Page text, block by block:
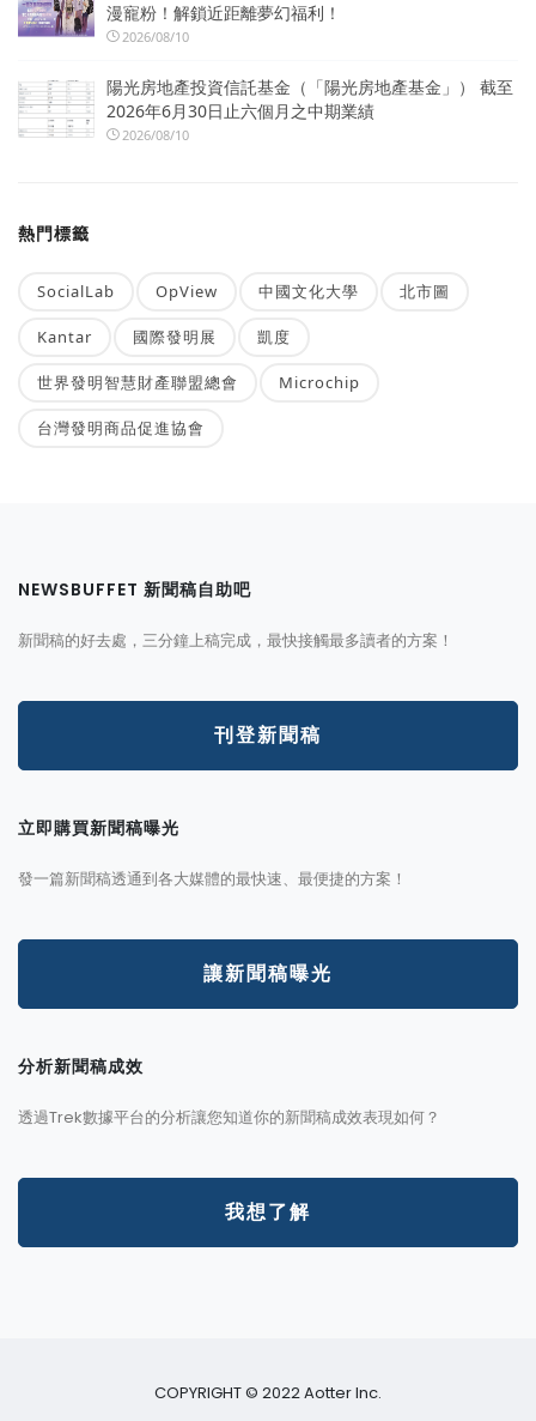
漫寵粉！解鎖近距離夢幻福利！
2026/08/10
陽光房地產投資信託基金（「陽光房地產基金」） 截至
2026年6月30日止六個月之中期業績
2026/08/10
熱門標籤
SocialLab OpView 中國文化大學 北市圖
Kantar 國際發明展 凱度
世界發明智慧財產聯盟總會 Microchip
台灣發明商品促進協會
NEWSBUFFET 新聞稿自助吧
新聞稿的好去處，三分鐘上稿完成，最快接觸最多讀者的方案！
刊登新聞稿
立即購買新聞稿曝光
發一篇新聞稿透通到各大媒體的最快速、最便捷的方案！
讓新聞稿曝光
分析新聞稿成效
透過Trek數據平台的分析讓您知道你的新聞稿成效表現如何？
我想了解
COPYRIGHT © 2022 Aotter Inc.